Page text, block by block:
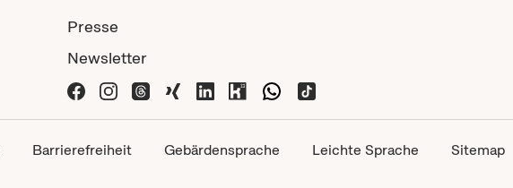
Presse
Newsletter
Barrierefreiheit Gebärdensprache Leichte Sprache Sitemap